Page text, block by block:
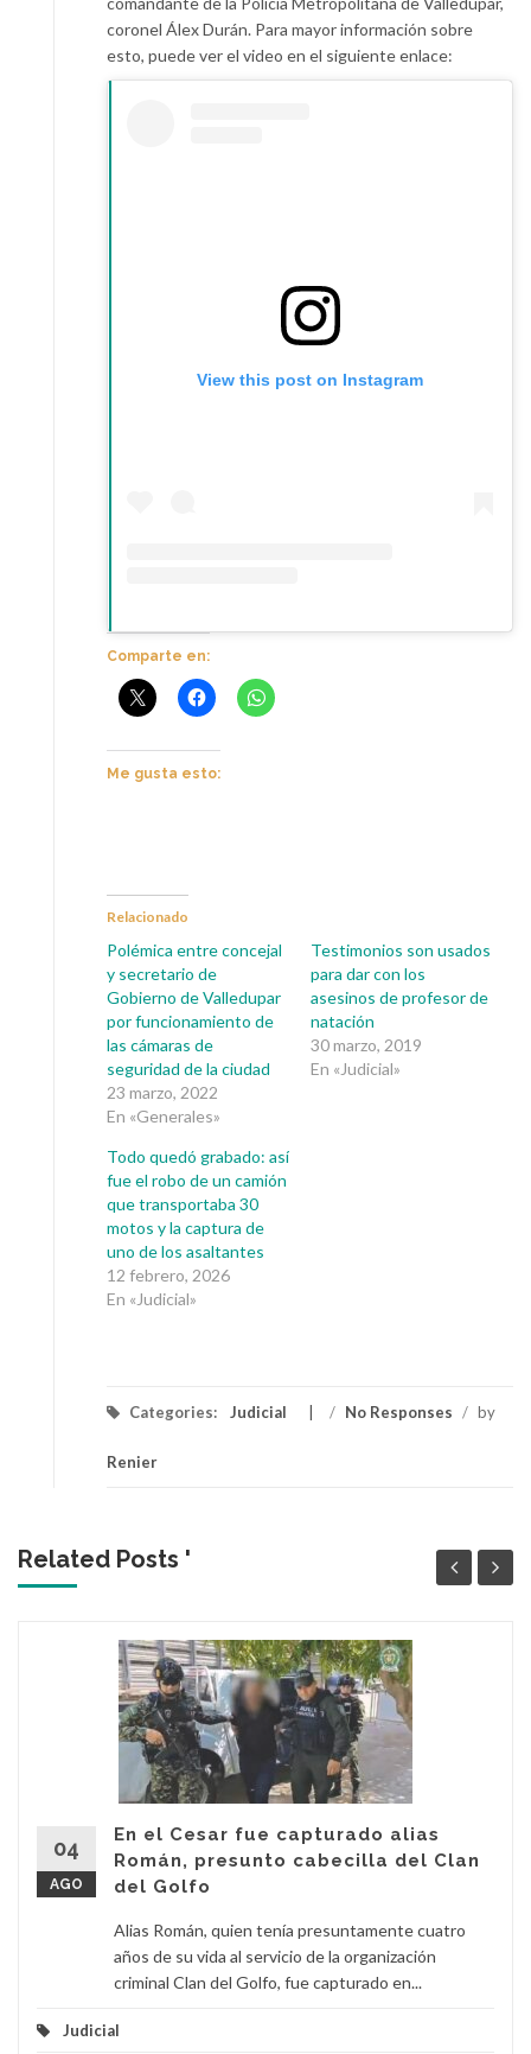
coronel Álex Durán. Para mayor información sobre
esto, puede ver el video en el siguiente enlace:
View this post on Instagram
Comparte en:
Me gusta esto:
Relacionado
Polémica entre concejal
y secretario de
Gobierno de Valledupar
por funcionamiento de
las cámaras de
seguridad de la ciudad
23 marzo, 2022
En «Generales»
Testimonios son usados
para dar con los
asesinos de profesor de
natación
30 marzo, 2019
En «Judicial»
Todo quedó grabado: así
fue el robo de un camión
que transportaba 30
motos y la captura de
uno de los asaltantes
12 febrero, 2026
En «Judicial»
Categories: Judicial / No Responses / by
Renier
Related Posts '
04
AGO
En el Cesar fue capturado alias
Román, presunto cabecilla del Clan
del Golfo
Alias Román, quien tenía presuntamente cuatro
años de su vida al servicio de la organización
criminal Clan del Golfo, fue capturado en...
Judicial